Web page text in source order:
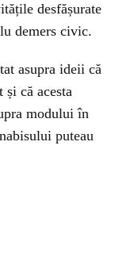
desfășurate
demers civic.
asupra ideii că
că acesta
modului în
puteau